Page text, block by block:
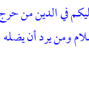
في الدين من
ومن يرد أن